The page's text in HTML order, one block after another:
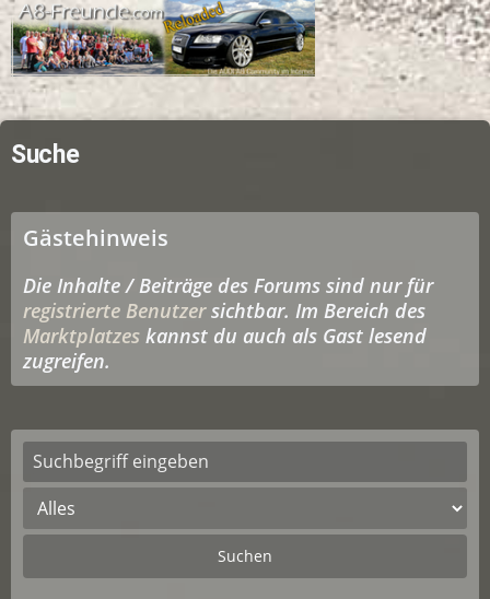
Suche
Gästehinweis
Die Inhalte / Beiträge des Forums sind nur für
registrierte Benutzersichtbar. Im Bereich des
Marktplatzes kannst du auch als Gast lesend
zugreifen.
Suchen